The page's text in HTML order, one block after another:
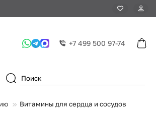
+7 499 500 97-74
Витамины для сердца и сосудов